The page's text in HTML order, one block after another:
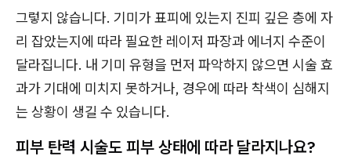
그렇지 않습니다. 기미가 표피에 있는지 진피 깊은 층에 자
리 잡았는지에 따라 필요한 레이저 파장과 에너지 수준이
달라집니다. 내 기미 유형을 먼저 파악하지 않으면 시술 효
과가 기대에 미치지 못하거나, 경우에 따라 착색이 심해지
는 상황이 생길 수 있습니다.
피부 탄력 시술도 피부 상태에 따라 달라지나요?